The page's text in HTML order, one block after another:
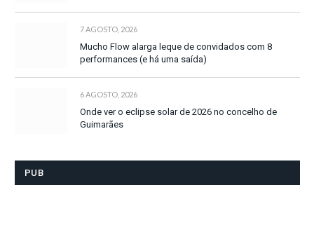
7 AGOSTO, 2026
Mucho Flow alarga leque de convidados com 8
performances (e há uma saída)
6 AGOSTO, 2026
Onde ver o eclipse solar de 2026 no concelho de
Guimarães
PUB